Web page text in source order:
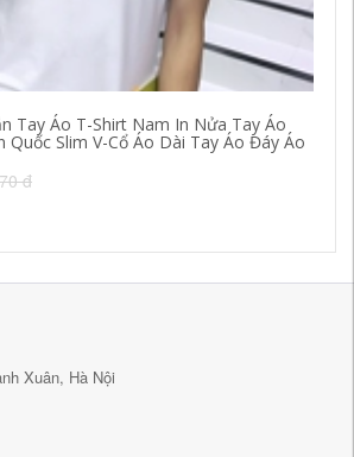
Tay Áo T-Shirt Nam In Nửa Tay Áo
Quốc Slim V-Cổ Áo Dài Tay Áo Đáy Áo
đ
Xuân, Hà Nội